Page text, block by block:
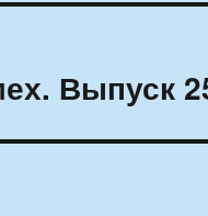
Выпуск